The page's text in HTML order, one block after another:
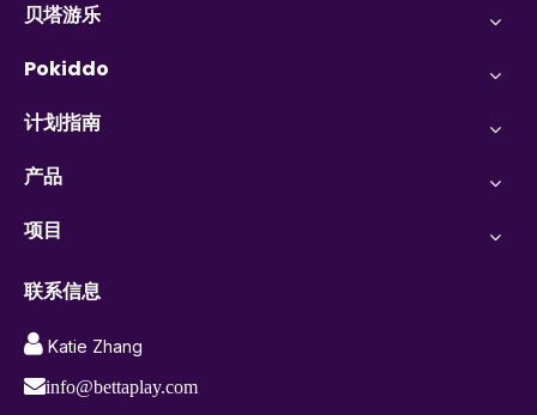
贝塔游乐
Pokiddo
计划指南
产品
项目
联系信息
 Katie Zhang
info@bettaplay.com